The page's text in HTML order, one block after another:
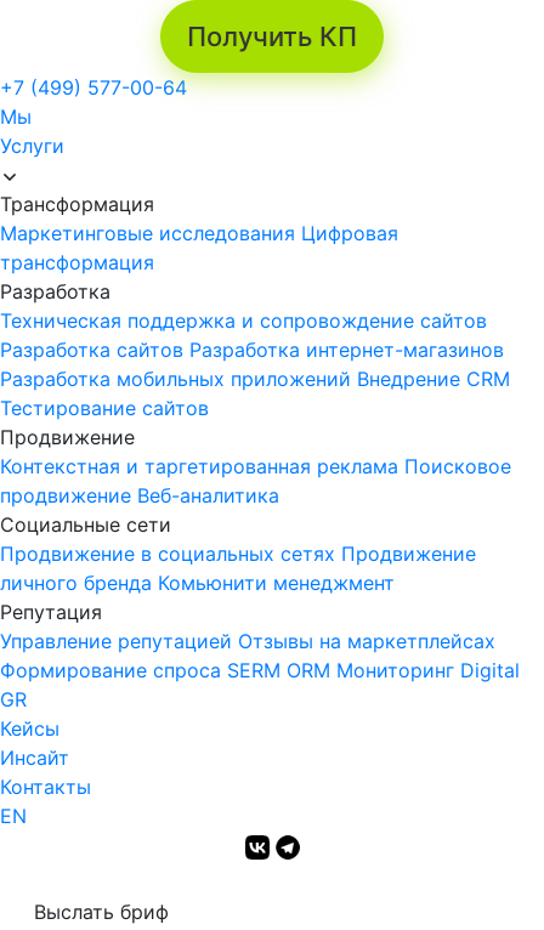
Получить КП
+7 (499) 577-00-64
Мы
Услуги
Трансформация
Маркетинговые исследования Цифровая
трансформация
Разработка
Техническая поддержка и сопровождение сайтов
Разработка сайтов Разработка интернет-магазинов
Разработка мобильных приложений Внедрение CRM
Тестирование сайтов
Продвижение
Контекстная и таргетированная реклама Поисковое
продвижение Веб-аналитика
Социальные сети
Продвижение в социальных сетях Продвижение
личного бренда Комьюнити менеджмент
Репутация
Управление репутацией Отзывы на маркетплейсах
Формирование спроса SERM ORM Мониторинг Digital
GR
Кейсы
Инсайт
Контакты
EN
Выслать бриф